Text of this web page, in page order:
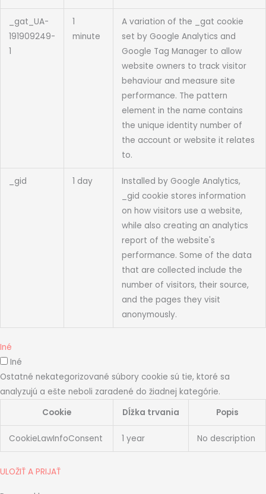
_gat_UA-
191909249-
1
1
minute
A variation of the _gat cookie
set by Google Analytics and
Google Tag Manager to allow
website owners to track visitor
behaviour and measure site
performance. The pattern
element in the name contains
the unique identity number of
the account or website it relates
to.
_gid 1 day
Installed by Google Analytics,
_gid cookie stores information
on how visitors use a website,
while also creating an analytics
report of the website's
performance. Some of the data
that are collected include the
number of visitors, their source,
and the pages they visit
anonymously.
Iné
Iné
Ostatné nekategorizované súbory cookie sú tie, ktoré sa
analyzujú a ešte neboli zaradené do žiadnej kategórie.
Cookie
Dĺžka trvania Popis
CookieLawInfoConsent 1 year No description
ULOŽIŤ A PRIJAŤ